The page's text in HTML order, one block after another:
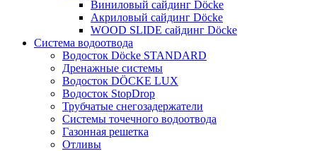
Виниловый сайдинг Döcke
Акриловый сайдинг Döcke
WOOD SLIDE сайдинг Döcke
Система водоотвода
Водосток Döcke STANDARD
Дренажные системы
Водосток DÖCKE LUX
Водосток StopDrop
Трубчатые снегозадержатели
Системы точечного водоотвода
Газонная решетка
Отливы